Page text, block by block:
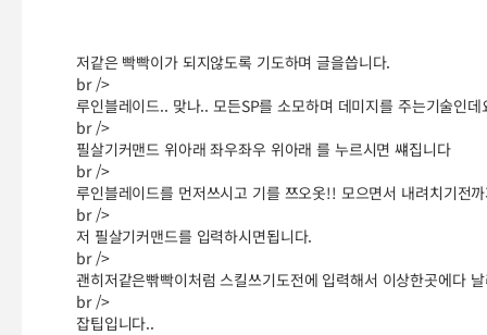
저같은 빡빡이가 되지않도록 기도하며 글을씁니다.
br />
루인블레이드.. 맞나.. 모든SP를 소모하며 데미지를 주는기술인데
br />
필살기커맨드 위아래 좌우좌우 위아래 를 누르시면 썌집니다
br />
루인블레이드를 먼저쓰시고 기를 쯔오옷!! 모으면서 내려치기전
br />
저 필살기커맨드를 입력하시면됩니다.
br />
괜히저같은빢빡이처럼 스킬쓰기도전에 입력해서 이상한곳에다
br />
잡팁입니다..